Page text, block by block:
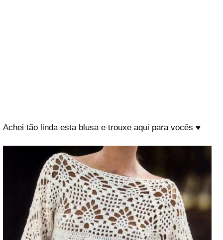
Achei tão linda esta blusa e trouxe aqui para vocês ♥